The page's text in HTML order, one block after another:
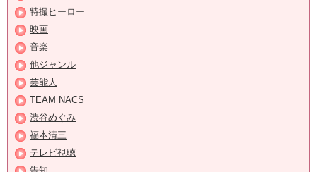
特撮ヒーロー
映画
音楽
他ジャンル
芸能人
TEAM NACS
渋谷めぐみ
福本清三
テレビ視聴